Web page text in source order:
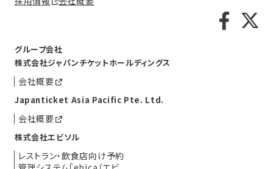
グループ会社
株式会社ジャパンチケットホールディングス
会社概要
Japanticket Asia Pacific Pte. Ltd.
会社概要
株式会社エビソル
レストラン・飲食店向け予約